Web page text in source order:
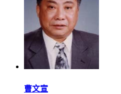
曹文宣